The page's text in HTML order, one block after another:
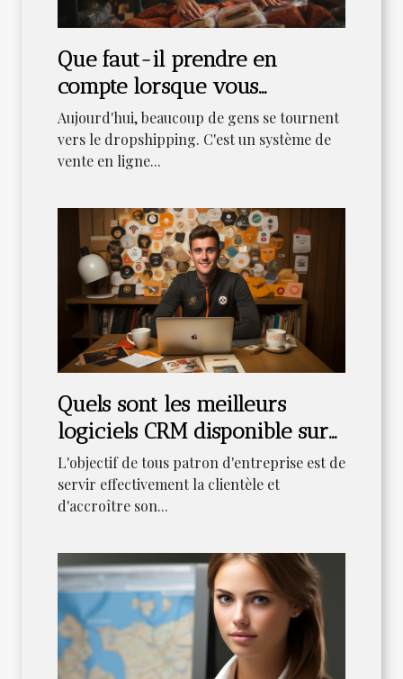
Que faut-il prendre en
compte lorsque vous
commencez en dropshipping
SEO ?
Aujourd'hui, beaucoup de gens se tournent
vers le dropshipping. C'est un système de
vente en ligne...
Quels sont les meilleurs
logiciels CRM disponible sur
la toile ?
L'objectif de tous patron d'entreprise est de
servir effectivement la clientèle et
d'accroître son...